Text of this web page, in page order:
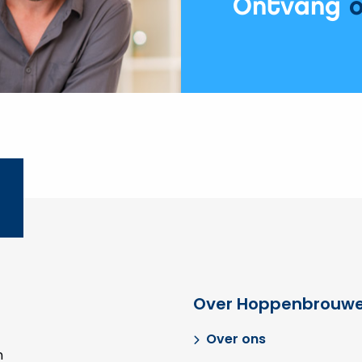
Ontvang
Over
Over ons